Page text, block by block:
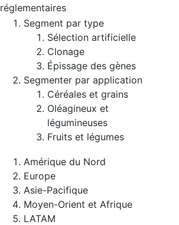
réglementaires
Segment par type
Sélection artificielle
Clonage
Épissage des gènes
Segmenter par application
Céréales et grains
Oléagineux et
légumineuses
Fruits et légumes
Amérique du Nord
Europe
Asie-Pacifique
Moyen-Orient et Afrique
LATAM